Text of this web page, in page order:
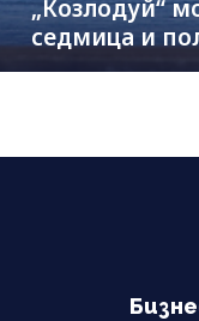
„Козлодуй“
седмица и
на Дунав